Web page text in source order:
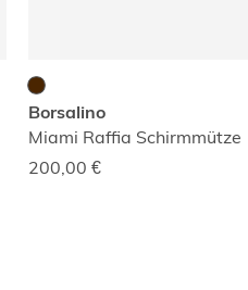
Borsalino
Miami Raffia Schirmmütze
200,00 €